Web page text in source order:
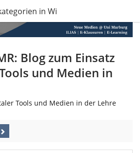
in Wikis
Blog zum Einsatz
und Medien in
Tools und Medien in der Lehre
in Wikis